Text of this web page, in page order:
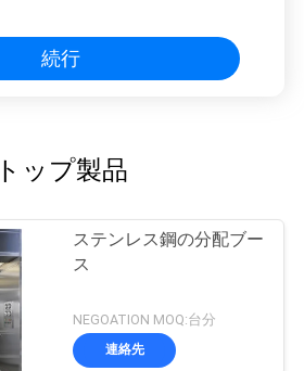
続行
トップ製品
ステンレス鋼の分配ブー
ス
NEGOATION MOQ:台分
連絡先